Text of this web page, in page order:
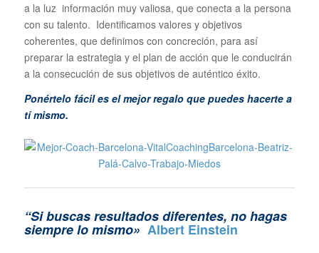
a la luz información muy valiosa, que conecta a la persona
con su talento. Identificamos valores y objetivos
coherentes, que definimos con concreción, para así
preparar la estrategia y el plan de acción que le conducirán
a la consecución de sus objetivos de auténtico éxito.
Ponértelo fácil es el mejor regalo que puedes hacerte a
tí mismo.
“Si buscas resultados diferentes, no hagas
siempre lo mismo» Albert Einstein